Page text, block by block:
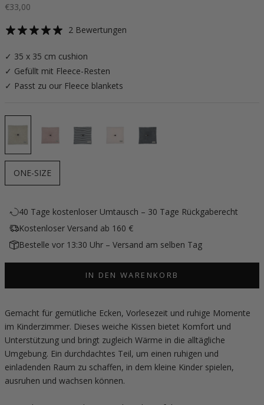
Angebot
€33,00
2 Bewertungen
✓ 35 x 35 cm cushion
✓ Gefüllt mit Fleece-Resten
✓ Passt zu our Fleece blankets
ONE-SIZE
40 Tage kostenloser Umtausch – 30 Tage Rückgaberecht
Kostenloser Versand ab 160 €
Bestelle vor 13:30 Uhr – Versand am selben Tag
IN DEN WARENKORB
Gemacht für gemütliche Ecken, Vorlesezeit und ruhige Momente
im Kinderzimmer. Dieses weiche Kissen bietet Komfort und
Unterstützung und bringt zugleich Wärme in die alltägliche
Umgebung. Ein durchdachtes Teil, um einen ruhigen und
einladenden Raum zu schaffen, in dem kleine Kinder spielen,
ausruhen und wachsen können.